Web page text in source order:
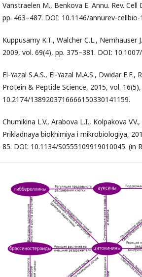
Vanstraelen M., Benkova E. Annu. Rev. Cell
pp. 463–487. DOI: 10.1146/annurev-
Kuppusamy K.T., Walcher C.L., Nemhauser
2009, vol. 69(4), pp. 375–381. DOI:
El-Yazal S.A.S., El-Yazal M.A.S., Dwidar E.F.,
Protein & Peptide Science, 2015, vol.
10.2174/1389203716666150330141159.
Chumikina L.V., Arabova L.I., Kolpakova
Prikladnaya biokhimiya i mikrobiologiya,
85. DOI: 10.1134/S0555109919010045. (in